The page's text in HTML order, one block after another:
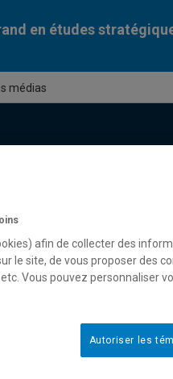
en études
médias
Unis
afin de collecter des
le site, de vous proposer des
Vous pouvez personnaliser
Autoriser les